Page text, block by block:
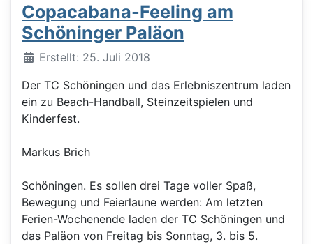
Copacabana-Feeling am
Schöninger Paläon
DetailsErstellt: 25. Juli 2018
Der TC Schöningen und das Erlebniszentrum laden
ein zu Beach-Handball, Steinzeitspielen und
Kinderfest.
Markus Brich
Schöningen. Es sollen drei Tage voller Spaß,
Bewegung und Feierlaune werden: Am letzten
Ferien-Wochenende laden der TC Schöningen und
das Paläon von Freitag bis Sonntag, 3. bis 5.